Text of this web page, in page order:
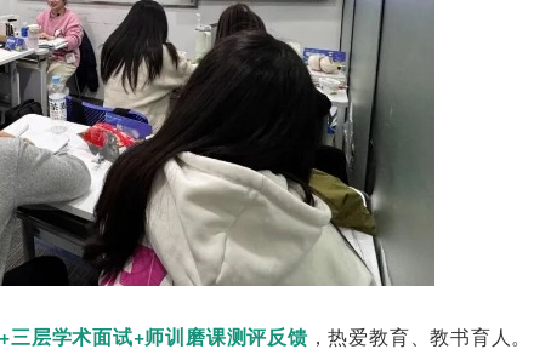
三层学术面试+师训磨课测评反馈 ，热爱教育、教书育人。